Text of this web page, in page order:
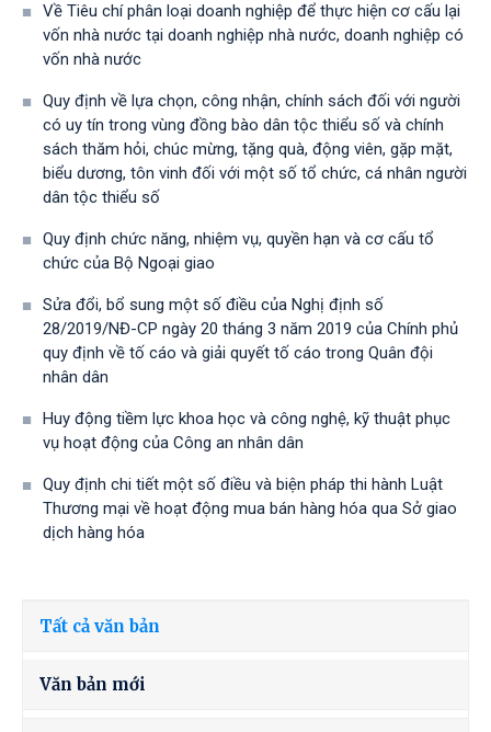
Về Tiêu chí phân loại doanh nghiệp để thực hiện cơ cấu lại
vốn nhà nước tại doanh nghiệp nhà nước, doanh nghiệp có
vốn nhà nước
Quy định về lựa chọn, công nhận, chính sách đối với người
có uy tín trong vùng đồng bào dân tộc thiểu số và chính
sách thăm hỏi, chúc mừng, tặng quà, động viên, gặp mặt,
biểu dương, tôn vinh đối với một số tổ chức, cá nhân người
dân tộc thiểu số
Quy định chức năng, nhiệm vụ, quyền hạn và cơ cấu tổ
chức của Bộ Ngoại giao
Sửa đổi, bổ sung một số điều của Nghị định số
28/2019/NĐ-CР ngày 20 tháng 3 năm 2019 của Chính phủ
quy định về tố cáo và giải quyết tố cáo trong Quân đội
nhân dân
Huy động tiềm lực khoa học và công nghệ, kỹ thuật phục
vụ hoạt động của Công an nhân dân
Quy định chi tiết một số điều và biện pháp thi hành Luật
Thương mại về hoạt động mua bán hàng hóa qua Sở giao
dịch hàng hóa
Tất cả văn bản
Văn bản mới